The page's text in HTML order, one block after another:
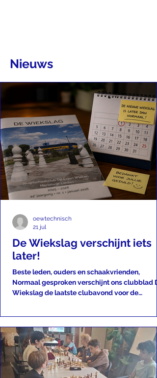
Nieuws
De Wiekslag verschijnt iets
later!
Beste leden, ouders en schaakvrienden,
Normaal gesproken verschijnt ons clubblad
Wiekslag de laatste clubavond voor de
uitgave van te maken. In de komende editie
je onder andere rekenen op een terugblik op
recente activiteiten en toernooien, bijzondere
prestaties van onze jeugdspelers, foto's,
clubnieuws en natuurlijk een vooruitblik o
oewtechnisch
21 jul